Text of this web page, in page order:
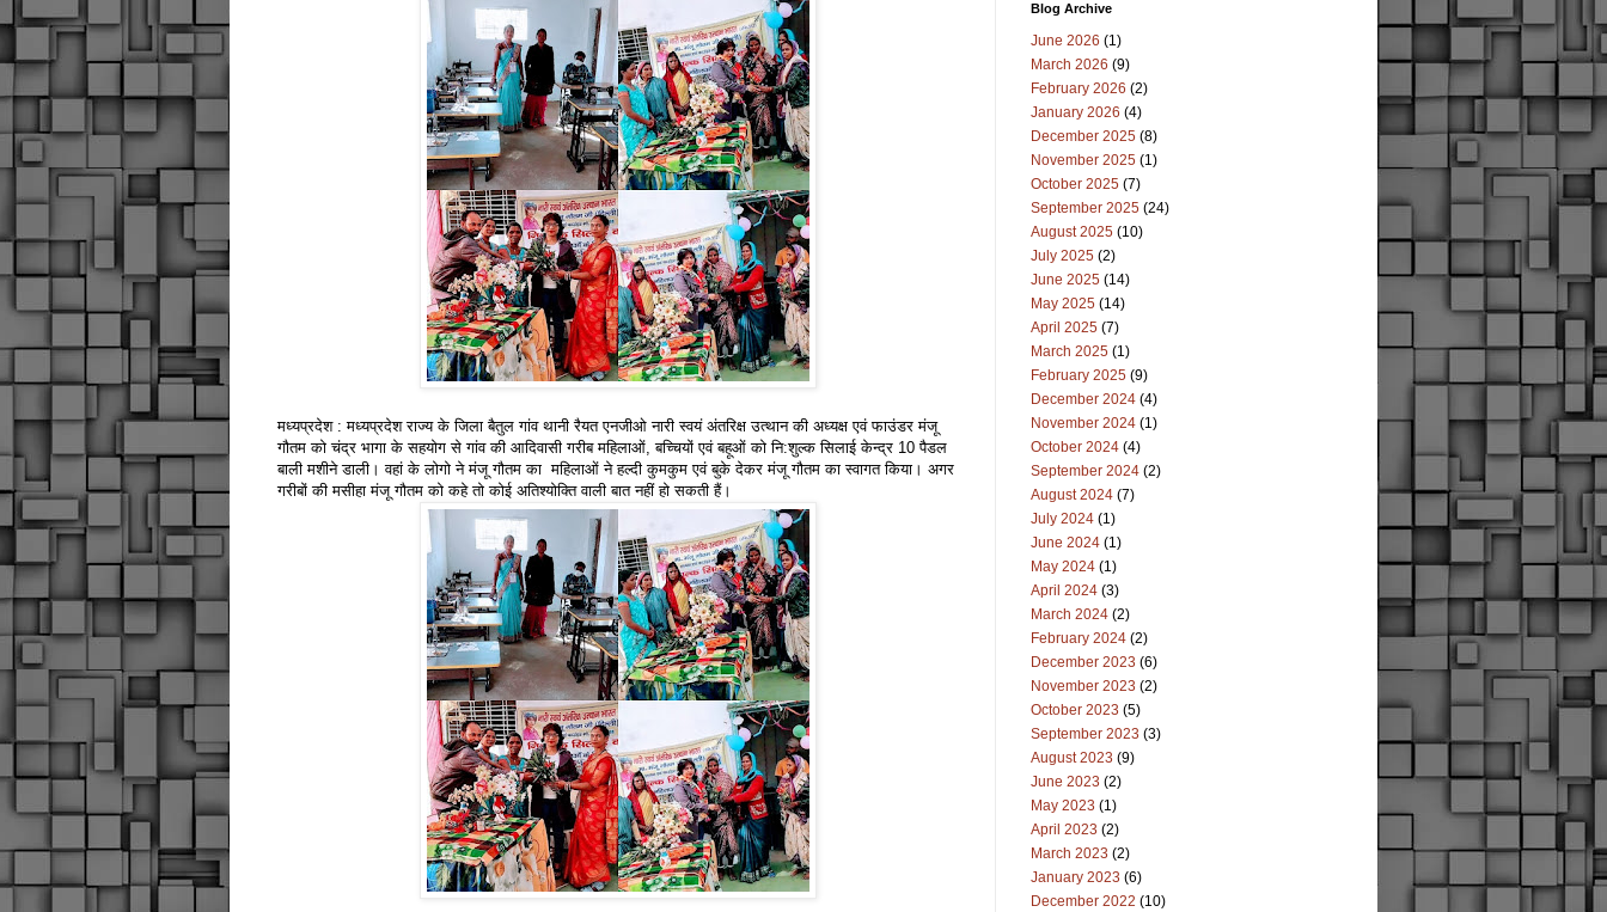
मध्यप्रदेश : मध्यप्रदेश राज्य के जिला बैतुल गांव थानी रैयत एनजीओ नारी स्वयं अंतरिक्ष उत्थान की अध्यक्ष एवं फाउंडर मंजू
गौतम को चंद्र भागा के सहयोग से गांव की आदिवासी गरीब महिलाओं, बच्चियों एवं बहूओं को नि:शुल्क सिलाई केन्द्र 10 पैडल
बाली मशीने डाली। वहां के लोगो ने मंजू गौतम का महिलाओं ने हल्दी कुमकुम एवं बुके देकर मंजू गौतम का स्वागत किया। अगर
गरीबों की मसीहा मंजू गौतम को कहे तो कोई अतिश्योक्ति वाली बात नहीं हो सकती हैं।
Blog Archive
June 2026 (1)
March 2026 (9)
February 2026 (2)
January 2026 (4)
December 2025 (8)
November 2025 (1)
October 2025 (7)
September 2025 (24)
August 2025 (10)
July 2025 (2)
June 2025 (14)
May 2025 (14)
April 2025 (7)
March 2025 (1)
February 2025 (9)
December 2024 (4)
November 2024 (1)
October 2024 (4)
September 2024 (2)
August 2024 (7)
July 2024 (1)
June 2024 (1)
May 2024 (1)
April 2024 (3)
March 2024 (2)
February 2024 (2)
December 2023 (6)
November 2023 (2)
October 2023 (5)
September 2023 (3)
August 2023 (9)
June 2023 (2)
May 2023 (1)
April 2023 (2)
March 2023 (2)
January 2023 (6)
December 2022 (10)